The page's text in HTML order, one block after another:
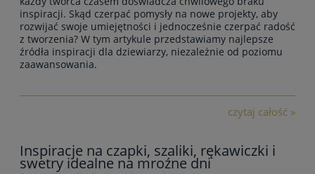
inspiracji. Skąd czerpać pomysły na nowe projekty, aby
rozwijać swoje umiejętności i jednocześnie czerpać radość
z tworzenia? W tym artykule przedstawiamy najlepsze
źródła inspiracji dla dziewiarzy, niezależnie od poziomu
zaawansowania.
czytaj całość »
Inspiracje na czapki, szaliki, rękawiczki i
swetry idealne na mroźne dni